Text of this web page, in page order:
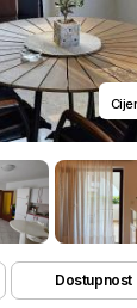
Dostupnost